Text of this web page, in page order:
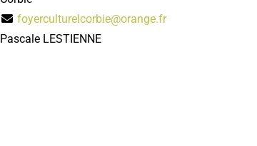
foyerculturelcorbie@orange.fr
Pascale LESTIENNE